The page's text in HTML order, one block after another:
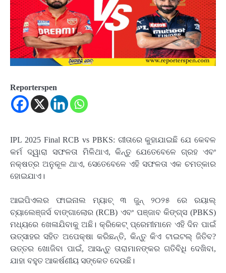
Reporterspen
IPL 2025 Final RCB vs PBKS: ଗୀତାରେ କୁହାଯାଇଛି ଯେ କେବଳ
କର୍ମ ଦ୍ୱାରା ସଫଳତା ମିଳିଥାଏ, କିନ୍ତୁ ଯେତେବେଳେ ଗ୍ରହ ଏବଂ
ନକ୍ଷତ୍ର ଅନୁକୂଳ ଥାଏ, ସେତେବେଳେ ଏହି ସଫଳତା ଏକ ଚମତ୍କାର
ହୋଇଯାଏ।
ଆଇପିଏଲର ଫାଇନାଲ ମ୍ୟାଚ୍ ୩ ଜୁନ୍ ୨୦୨୫ ରେ ରୟାଲ୍
ଚ୍ୟାଲେଞ୍ଜର୍ସ ବାଙ୍ଗାଲୋର (RCB) ଏବଂ ପଞ୍ଜାବ କିଙ୍ଗ୍ସ (PBKS)
ମଧ୍ୟରେ ଖେଳାଯିବାକୁ ଅଛି। କ୍ରିକେଟ୍ ପ୍ରେମୀମାନେ ଏହି ଦିନ ପାଇଁ
ଉତ୍ସାହର ସହିତ ଅପେକ୍ଷା କରିଛନ୍ତି, କିନ୍ତୁ କିଏ ଟାଇଟଲ୍ ଜିତିବ?
ଉତ୍ତର ଖୋଜିବା ପାଇଁ, ଆସନ୍ତୁ ତାରାମାନଙ୍କର ଗତିବିଧି ଦେଖିବା,
ଯାହା ବହୁତ ଆକର୍ଷଣୀୟ ସଙ୍କେତ ଦେଉଛି।